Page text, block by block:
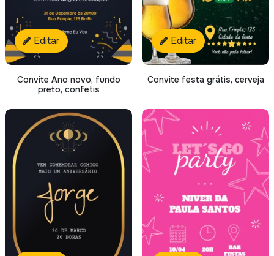
Editar
Convite Ano novo, fundo
preto, confetis
Editar
Convite festa grátis, cerveja